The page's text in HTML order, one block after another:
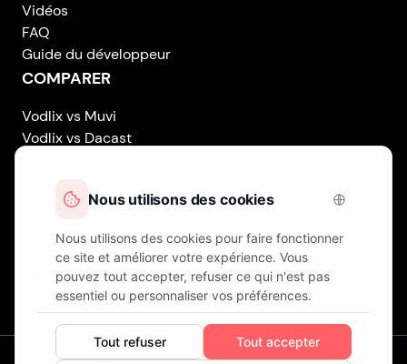
Vidéos
FAQ
Guide du développeur
COMPARER
Vodlix vs Muvi
Vodlix vs Dacast
Vodlix vs Brightcove
Vodlix on LinkedIn
Vodlix on Facebook
Vodlix on X (Twitter)
Vodlix on Instagram
Nos Bureaux